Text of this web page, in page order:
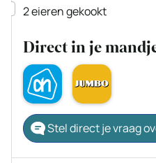
▢
2eierengekookt
Direct in je
Stel direct je vraag